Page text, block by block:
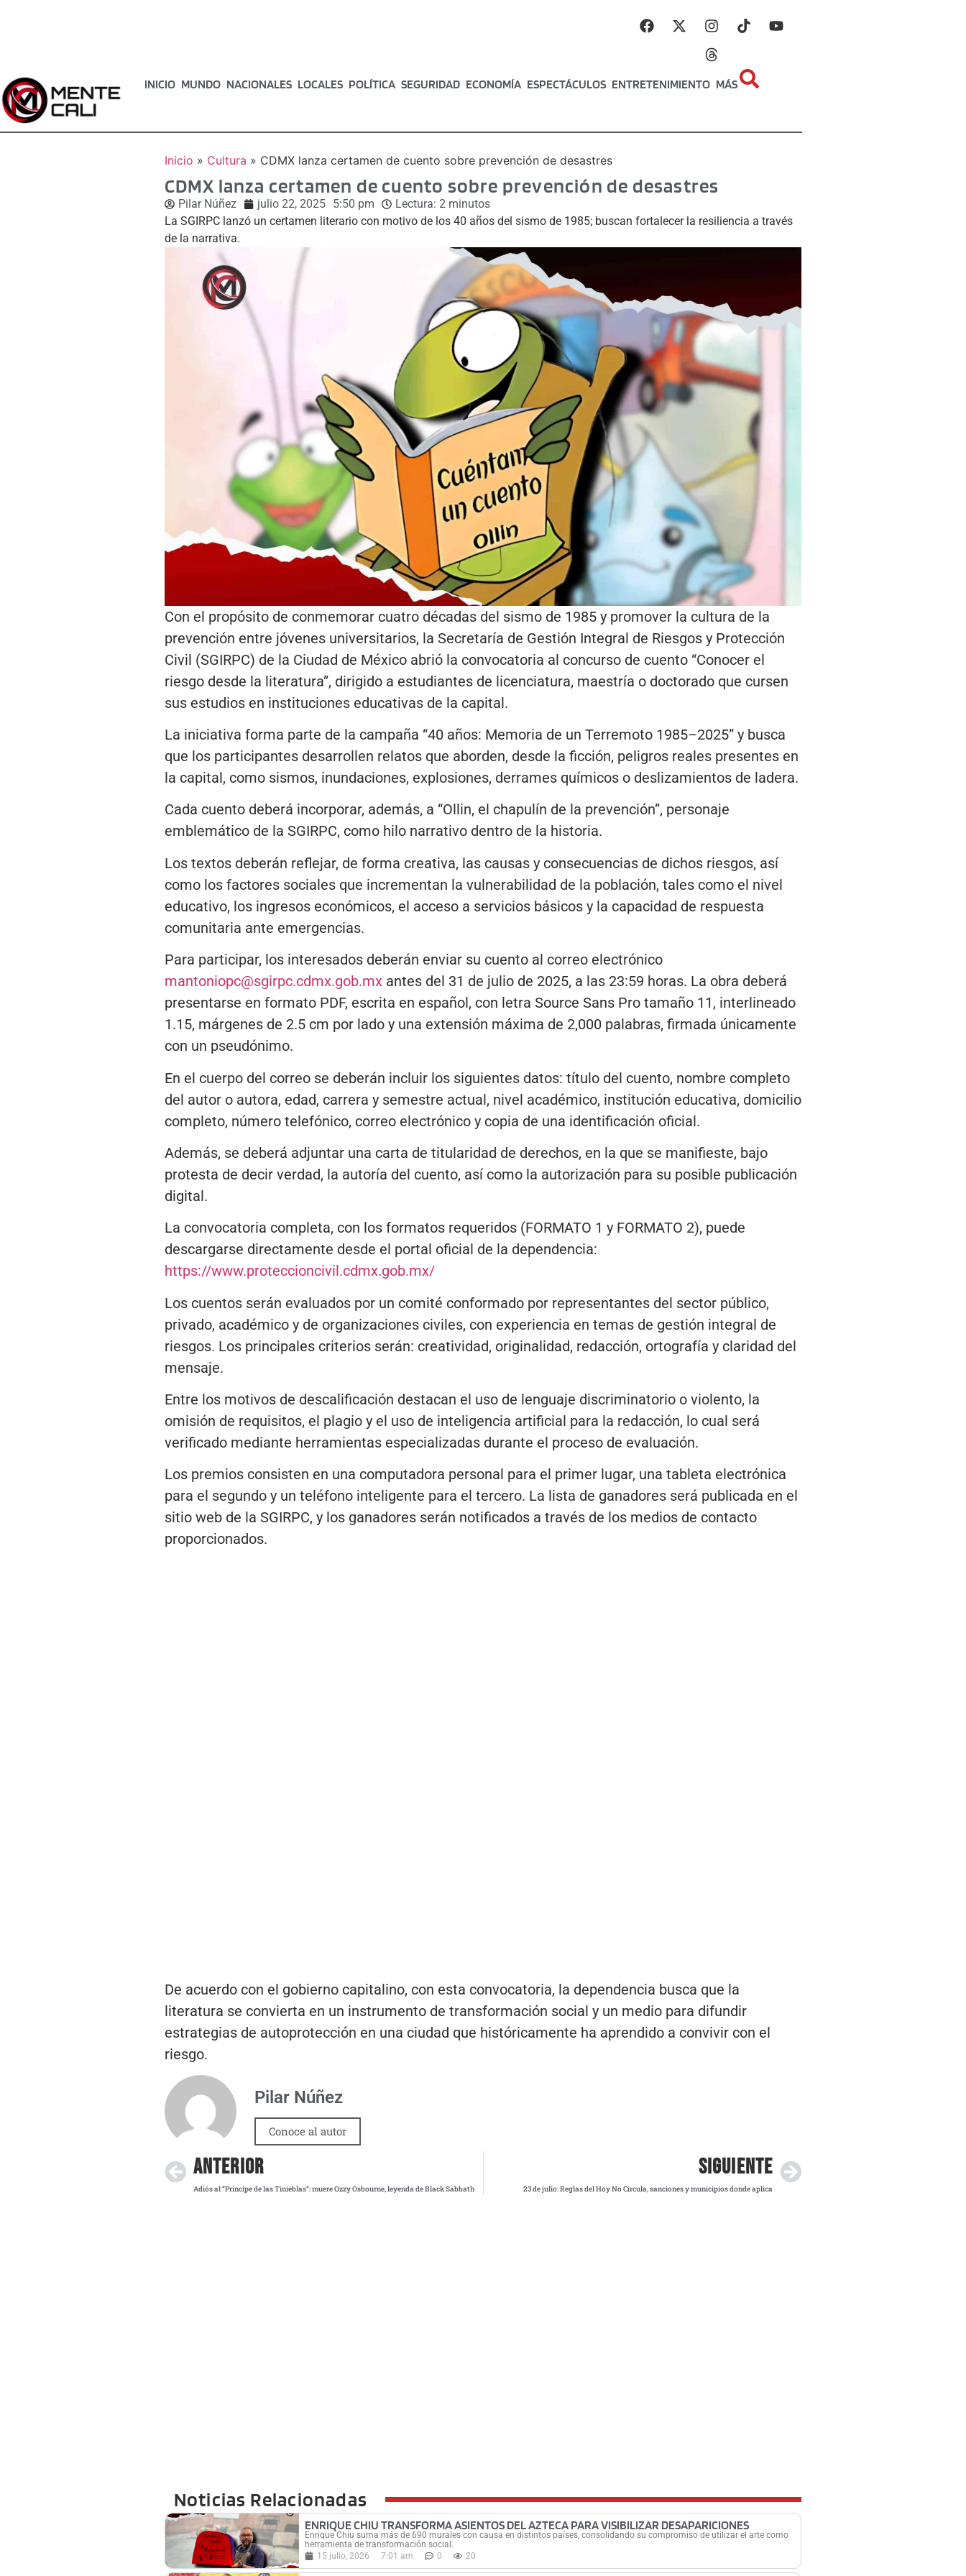
INICIO MUNDO NACIONALES LOCALES POLÍTICA SEGURIDAD ECONOMÍA ESPECTÁCULOS ENTRETENIMIENTO MÁS
Inicio » Cultura » CDMX lanza certamen de cuento sobre prevención de desastres
CDMX lanza certamen de cuento sobre prevención de desastres
Pilar Núñez julio 22, 2025 5:50 pm Lectura: 2 minutos
La SGIRPC lanzó un certamen literario con motivo de los 40 años del sismo de 1985; buscan fortalecer la resiliencia a través
de la narrativa.
Con el propósito de conmemorar cuatro décadas del sismo de 1985 y promover la cultura de la
prevención entre jóvenes universitarios, la Secretaría de Gestión Integral de Riesgos y Protección
Civil (SGIRPC) de la Ciudad de México abrió la convocatoria al concurso de cuento “Conocer el
riesgo desde la literatura”, dirigido a estudiantes de licenciatura, maestría o doctorado que cursen
sus estudios en instituciones educativas de la capital.
La iniciativa forma parte de la campaña “40 años: Memoria de un Terremoto 1985–2025” y busca
que los participantes desarrollen relatos que aborden, desde la ficción, peligros reales presentes en
la capital, como sismos, inundaciones, explosiones, derrames químicos o deslizamientos de ladera.
Cada cuento deberá incorporar, además, a “Ollin, el chapulín de la prevención”, personaje
emblemático de la SGIRPC, como hilo narrativo dentro de la historia.
Los textos deberán reflejar, de forma creativa, las causas y consecuencias de dichos riesgos, así
como los factores sociales que incrementan la vulnerabilidad de la población, tales como el nivel
educativo, los ingresos económicos, el acceso a servicios básicos y la capacidad de respuesta
comunitaria ante emergencias.
Para participar, los interesados deberán enviar su cuento al correo electrónico
mantoniopc@sgirpc.cdmx.gob.mxantes del 31 de julio de 2025, a las 23:59 horas. La obra deberá
presentarse en formato PDF, escrita en español, con letra Source Sans Pro tamaño 11, interlineado
1.15, márgenes de 2.5 cm por lado y una extensión máxima de 2,000 palabras, firmada únicamente
con un pseudónimo.
En el cuerpo del correo se deberán incluir los siguientes datos: título del cuento, nombre completo
del autor o autora, edad, carrera y semestre actual, nivel académico, institución educativa, domicilio
completo, número telefónico, correo electrónico y copia de una identificación oficial.
Además, se deberá adjuntar una carta de titularidad de derechos, en la que se manifieste, bajo
protesta de decir verdad, la autoría del cuento, así como la autorización para su posible publicación
digital.
La convocatoria completa, con los formatos requeridos (FORMATO 1 y FORMATO 2), puede
descargarse directamente desde el portal oficial de la dependencia:
https://www.proteccioncivil.cdmx.gob.mx/
Los cuentos serán evaluados por un comité conformado por representantes del sector público,
privado, académico y de organizaciones civiles, con experiencia en temas de gestión integral de
riesgos. Los principales criterios serán: creatividad, originalidad, redacción, ortografía y claridad del
mensaje.
Entre los motivos de descalificación destacan el uso de lenguaje discriminatorio o violento, la
omisión de requisitos, el plagio y el uso de inteligencia artificial para la redacción, lo cual será
verificado mediante herramientas especializadas durante el proceso de evaluación.
Los premios consisten en una computadora personal para el primer lugar, una tableta electrónica
para el segundo y un teléfono inteligente para el tercero. La lista de ganadores será publicada en el
sitio web de la SGIRPC, y los ganadores serán notificados a través de los medios de contacto
proporcionados.
De acuerdo con el gobierno capitalino, con esta convocatoria, la dependencia busca que la
literatura se convierta en un instrumento de transformación social y un medio para difundir
estrategias de autoprotección en una ciudad que históricamente ha aprendido a convivir con el
riesgo.
Pilar Núñez
Conoce al autor
ANTERIOR
Adiós al “Príncipe de las Tinieblas”: muere Ozzy Osbourne, leyenda de Black Sabbath
SIGUIENTE
23 de julio: Reglas del Hoy No Circula, sanciones y municipios donde aplica
Noticias Relacionadas
ENRIQUE CHIU TRANSFORMA ASIENTOS DEL AZTECA PARA VISIBILIZAR DESAPARICIONES
Enrique Chiu suma más de 690 murales con causa en distintos países, consolidando su compromiso de utilizar el arte como
herramienta de transformación social.
15 julio, 2026
7:01 am 0 20